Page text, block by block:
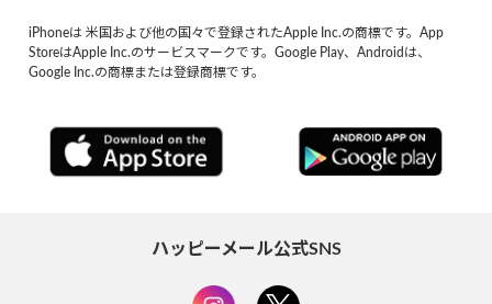
iPhoneは 米国および他の国々で登録されたApple Inc.の商標です。App
StoreはApple Inc.のサービスマークです。Google Play、Androidは、
Google Inc.の商標または登録商標です。
ハッピーメール公式SNS